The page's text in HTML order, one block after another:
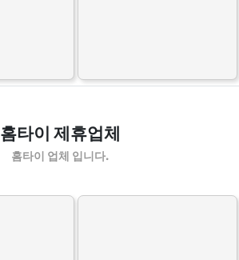
홈타이 제휴업체
홈타이 업체 입니다.